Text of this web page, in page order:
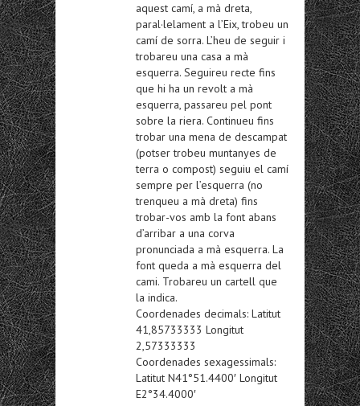
aquest camí, a mà dreta,
paral·lelament a l’Eix, trobeu un
camí de sorra. L’heu de seguir i
trobareu una casa a mà
esquerra. Seguireu recte fins
que hi ha un revolt a mà
esquerra, passareu pel pont
sobre la riera. Continueu fins
trobar una mena de descampat
(potser trobeu muntanyes de
terra o compost) seguiu el camí
sempre per l’esquerra (no
trenqueu a mà dreta) fins
trobar-vos amb la font abans
d’arribar a una corva
pronunciada a mà esquerra. La
font queda a mà esquerra del
cami. Trobareu un cartell que
la indica.
Coordenades decimals: Latitut
41,85733333 Longitut
2,57333333
Coordenades sexagessimals:
Latitut N41°51.4400′ Longitut
E2°34.4000′